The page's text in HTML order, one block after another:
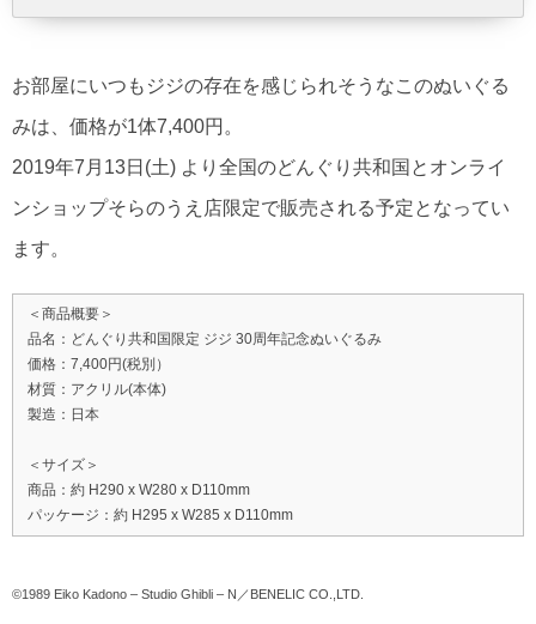
お部屋にいつもジジの存在を感じられそうなこのぬいぐる
みは、価格が1体7,400円。
2019年7月13日(土) より全国のどんぐり共和国とオンライ
ンショップそらのうえ店限定で販売される予定となってい
ます。
＜商品概要＞
品名：どんぐり共和国限定 ジジ 30周年記念ぬいぐるみ
価格：7,400円(税別）
材質：アクリル(本体)
製造：日本
＜サイズ＞
商品：約 H290 x W280 x D110mm
パッケージ：約 H295 x W285 x D110mm
©1989 Eiko Kadono – Studio Ghibli – N／BENELIC CO.,LTD.